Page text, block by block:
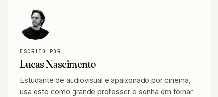
ESCRITO POR
Lucas Nascimento
Estudante de audiovisual e apaixonado por cinema,
usa este como grande professor e sonha em tornar